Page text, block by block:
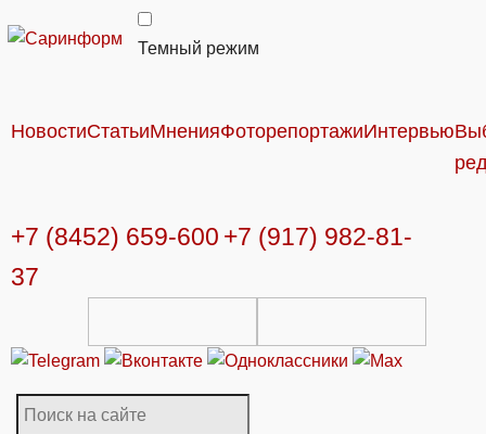
Темный режим
НовостиСтатьиМненияФоторепортажиИнтервью
+7 (8452) 659-600 +7 (917) 982-81-
37